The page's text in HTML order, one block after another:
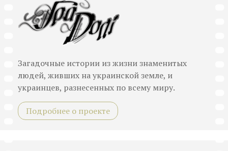
Загадочные истории из жизни знаменитых
людей, живших на украинской земле, и
украинцев, разнесенных по всему миру.
Подробнее о проекте